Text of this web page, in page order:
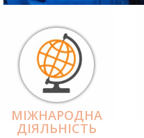
МІЖНАРОДНА
ДІЯЛЬНІCТЬ